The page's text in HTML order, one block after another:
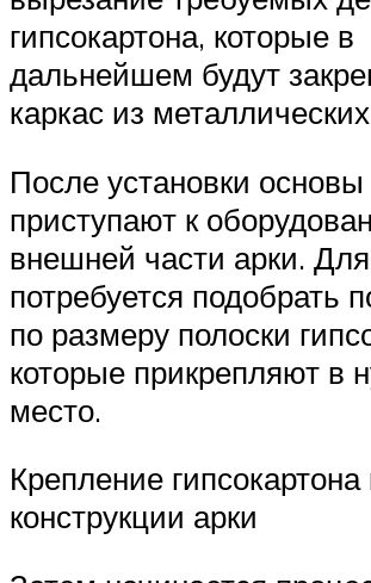
гипсокартона, которые в
дальнейшем будут
каркас из
После установки основы
приступают к
внешней части арки. Для
потребуется подобрать
по размеру полоски
которые прикрепляют в
место.
Крепление гипсокартона
конструкции арки